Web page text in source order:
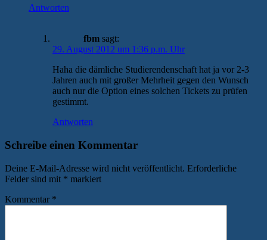
Antworten
fbm sagt:
29. August 2012 um 1:36 p.m. Uhr
Haha die dämliche Studierendenschaft hat ja vor 2-3
Jahren auch mit großer Mehrheit gegen den Wunsch
auch nur die Option eines solchen Tickets zu prüfen
gestimmt.
Antworten
Schreibe einen Kommentar
Deine E-Mail-Adresse wird nicht veröffentlicht. Erforderliche
Felder sind mit * markiert
Kommentar *